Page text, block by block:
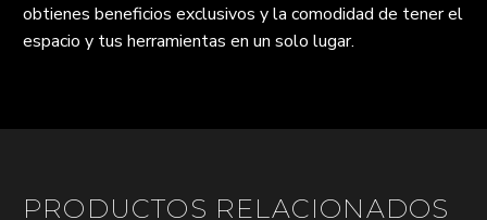
obtienes beneficios exclusivos y la comodidad de tener el
espacio y tus herramientas en un solo lugar.
PRODUCTOS RELACIONADOS